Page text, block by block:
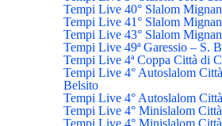
Tempi Live 40° Slalom
Tempi Live 41° Slalom
Tempi Live 43° Slalom
Tempi Live 49ª Garessio – S.
Tempi Live 4ª Coppa Città di
Tempi Live 4° Autoslalom
Belsito
Tempi Live 4° Autoslalom
Tempi Live 4° Minislalom
Tempi Live 4° Minislalom